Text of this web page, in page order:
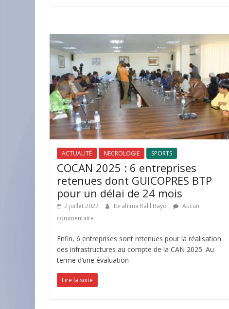
ACTUALITÉ NECROLOGIE SPORTS
COCAN 2025 : 6 entreprises
retenues dont GUICOPRES BTP
pour un délai de 24 mois
2 juillet 2022 Ibrahima Kalil Bayo
Aucun
commentaire
Enfin, 6 entreprises sont retenues pour la réalisation
des infrastructures au compte de la CAN 2025. Au
terme d’une évaluation
Lire la suite